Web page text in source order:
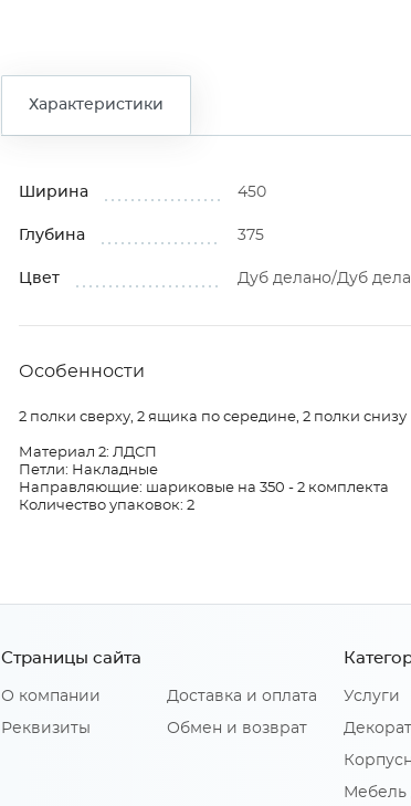
Характеристики
Ширина 450
Глубина 375
Цвет Дуб делано/Дуб
Особенности
2 полки сверху, 2 ящика по середине, 2 полки снизу
Материал 2: ЛДСП
Петли: Накладные
Направляющие: шариковые на 350 - 2 комплекта
Количество упаковок: 2
Страницы сайта
О компании
Реквизиты
Доставка и оплата
Обмен и возврат
Услуги
Мебель